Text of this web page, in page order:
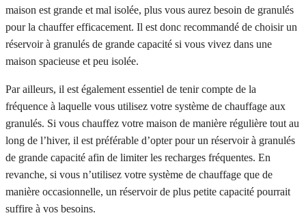
maison est grande et mal isolée, plus vous aurez besoin de granulés
pour la chauffer efficacement. Il est donc recommandé de choisir un
réservoir à granulés de grande capacité si vous vivez dans une
maison spacieuse et peu isolée.
Par ailleurs, il est également essentiel de tenir compte de la
fréquence à laquelle vous utilisez votre système de chauffage aux
granulés. Si vous chauffez votre maison de manière régulière tout au
long de l’hiver, il est préférable d’opter pour un réservoir à granulés
de grande capacité afin de limiter les recharges fréquentes. En
revanche, si vous n’utilisez votre système de chauffage que de
manière occasionnelle, un réservoir de plus petite capacité pourrait
suffire à vos besoins.